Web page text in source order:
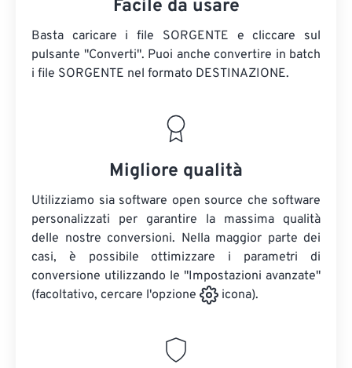
Facile da usare
Basta caricare i file SORGENTE e cliccare sul
pulsante "Converti". Puoi anche convertire in batch
i file SORGENTE nel formato DESTINAZIONE.
Migliore qualità
Utilizziamo sia software open source che software
personalizzati per garantire la massima qualità
delle nostre conversioni. Nella maggior parte dei
casi, è possibile ottimizzare i parametri di
conversione utilizzando le "Impostazioni avanzate"
(facoltativo, cercare l'opzione
icona).